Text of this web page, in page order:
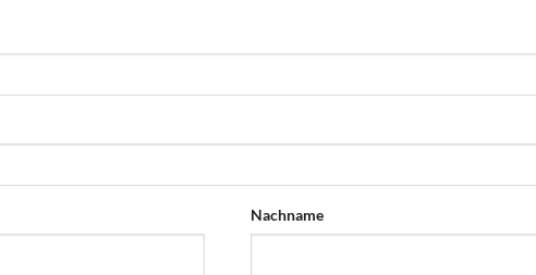
Nachname